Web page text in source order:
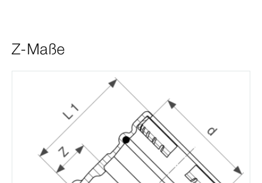
Z-Maße